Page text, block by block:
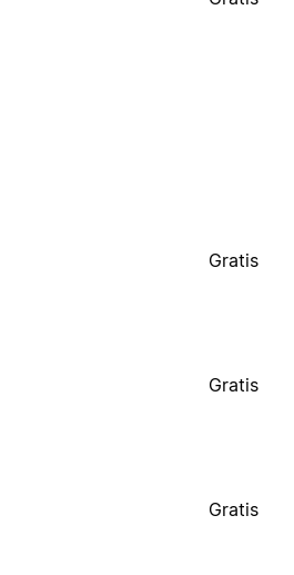
Gratis
Gratis
Gratis